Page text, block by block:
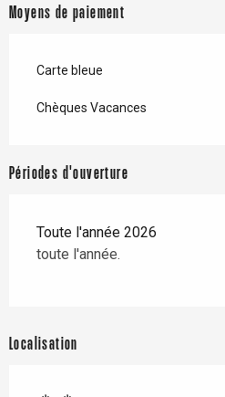
Moyens de paiement
Carte bleue
Chèques Vacances
Périodes d'ouverture
Toute l'année 2026
toute l'année.
Localisation